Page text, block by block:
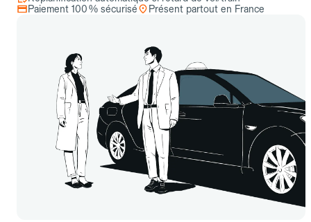
Paiement 100 % sécurisé
Présent partout en France